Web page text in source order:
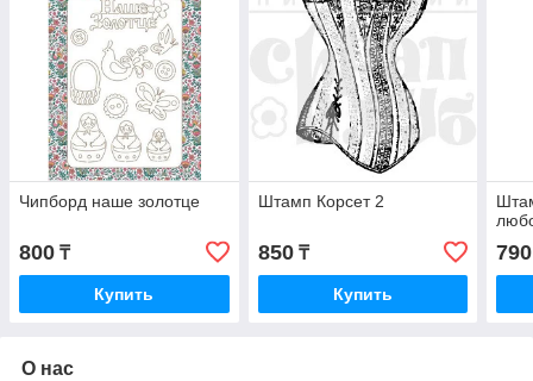
Чипборд наше золотце
800 ₸
Купить
Штамп Корсет 2
850₸
Купить
790
О нас